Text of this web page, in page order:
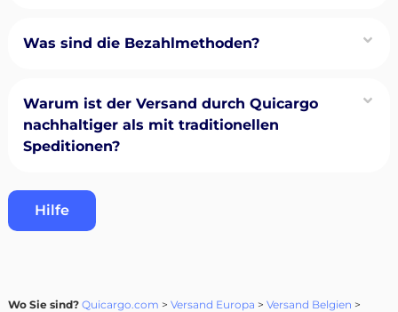
Was sind die Bezahlmethoden?
Warum ist der Versand durch Quicargo
nachhaltiger als mit traditionellen
Speditionen?
Hilfe
Wo Sie sind? Quicargo.com > Versand Europa > Versand Belgien >